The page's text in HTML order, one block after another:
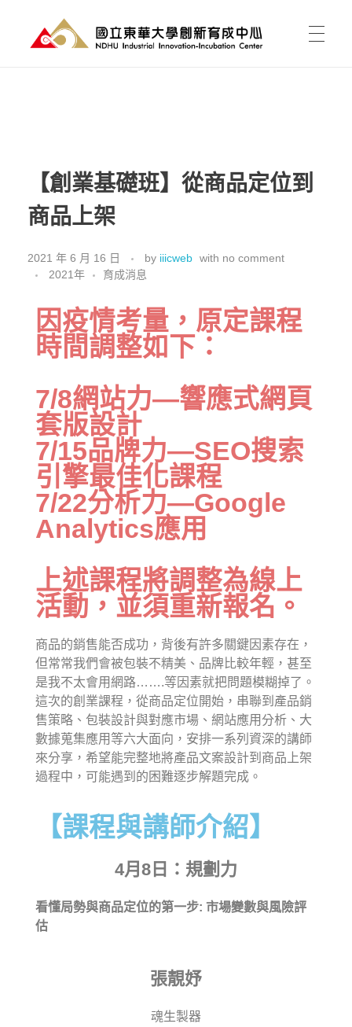
育成能為我做什麼?
有點子，如何開始?
空間介紹與租用
行政人員介紹
張文彥 主任
吳其璁 經理
劉美慧 助理
育成新聞
東之皇華創業競賽
活動花絮
東區聯盟相關資訊
轉知訊息
舊網站訊息(2019前)
關於中心
樓層平面圖
東區聯盟
聯絡育成
其他資源
國立東華大學
研究發展處
新創圓夢網
百萬旗艦計畫
【創業基礎班】從商品定位到
商品上架
2021 年 6 月 16 日 by iiicweb with no comment
2021年
育成消息
因疫情考量，原定課程
時間調整如下：
7/8網站力—響應式網頁
套版設計
7/15品牌力—SEO搜索
引擎最佳化課程
7/22分析力—Google
Analytics應用
上述課程將調整為線上
活動，並須重新報名。
商品的銷售能否成功，背後有許多關鍵因素存在，
但常常我們會被包裝不精美、品牌比較年輕，甚至
是我不太會用網路…….等因素就把問題模糊掉了。
這次的創業課程，從商品定位開始，串聯到產品銷
售策略、包裝設計與對應市場、網站應用分析、大
數據蒐集應用等六大面向，安排一系列資深的講師
來分享，希望能完整地將產品文案設計到商品上架
過程中，可能遇到的困難逐步解題完成。
【課程與講師介紹】
4月8日：規劃力
看懂局勢與商品定位的第一步: 市場變數與風險評
估
張靚妤
魂生製器